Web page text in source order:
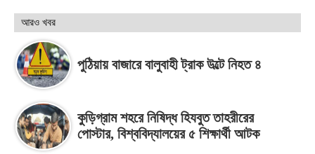
আরও খবর
পুঠিয়ায় বাজারে বালুবাহী ট্রাক উল্টে নিহত ৪
কুড়িগ্রাম শহরে নিষিদ্ধ হিযবুত তাহরীরের
পোস্টার, বিশ্ববিদ্যালয়ের ৫ শিক্ষার্থী আটক